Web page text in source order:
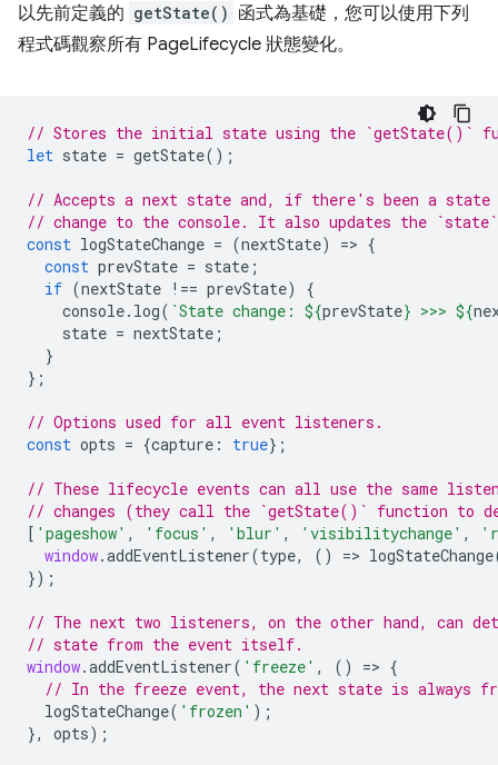
以先前定義的 getState() 函式為基礎，您可以使用下列
程式碼觀察所有 PageLifecycle 狀態變化。
// Stores the initial state using the `getState()`
let state = getState();
// Accepts a next state and, if there's been a state
// change to the console. It also updates the `state`
const logStateChange = (nextState) => {
const prevState = state ;
if (nextState !== prevState)
{
console. log( `State change: ${prevState} >>> ${
state = nextState ;
}
};
// Options used for all event listeners.
const opts = {capture : true};
// These lifecycle events can all use the same
// changes (they call the `getState()` function to
[ 'pageshow' , 'focus' , 'blur' , 'visibilitychange' ,
window.addEventListener(type, () => logStateChange
});
// The next two listeners, on the other hand, can
// state from the event itself.
window.addEventListener( 'freeze' , () => {
// In the freeze event, the next state is always
logStateChange( 'frozen' );
},
opts);